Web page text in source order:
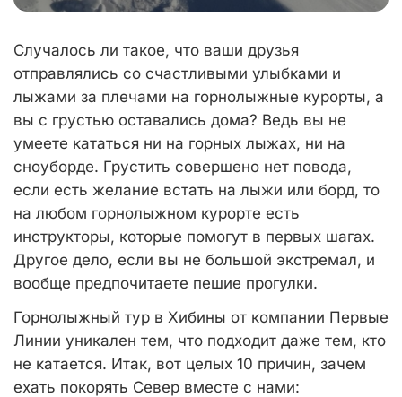
Случалось ли такое, что ваши друзья
отправлялись со счастливыми улыбками и
лыжами за плечами на горнолыжные курорты, а
вы с грустью оставались дома? Ведь вы не
умеете кататься ни на горных лыжах, ни на
сноуборде. Грустить совершено нет повода,
если есть желание встать на лыжи или борд, то
на любом горнолыжном курорте есть
инструкторы, которые помогут в первых шагах.
Другое дело, если вы не большой экстремал, и
вообще предпочитаете пешие прогулки.
Горнолыжный тур в Хибины от компании Первые
Линии уникален тем, что подходит даже тем, кто
не катается. Итак, вот целых 10 причин, зачем
ехать покорять Север вместе с нами: